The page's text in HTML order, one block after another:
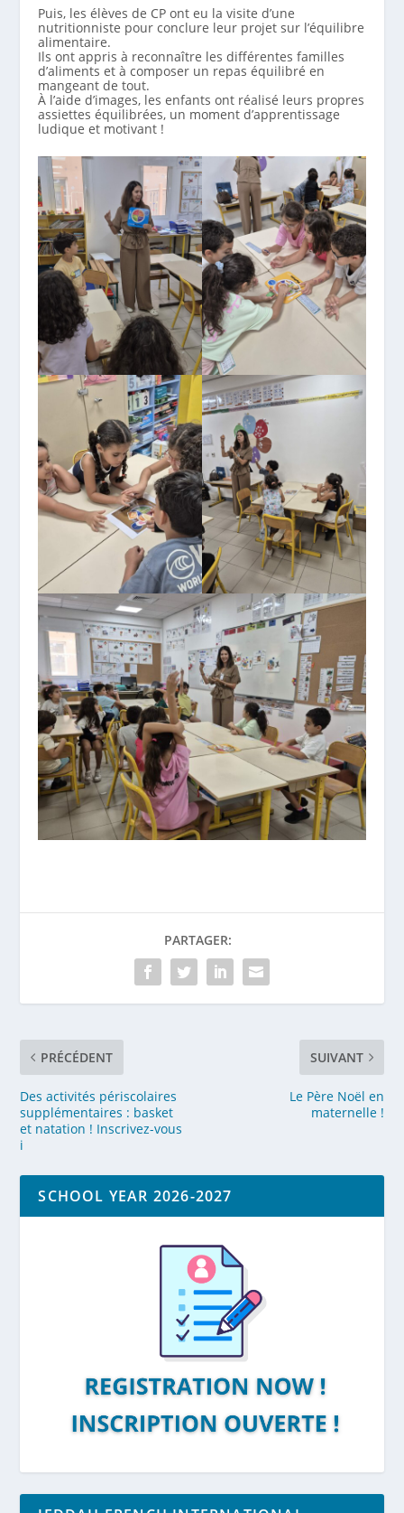
Puis, les élèves de CP ont eu la visite d’une
nutritionniste pour conclure leur projet sur l’équilibre
alimentaire.
Ils ont appris à reconnaître les différentes familles
d’aliments et à composer un repas équilibré en
mangeant de tout.
À l’aide d’images, les enfants ont réalisé leurs propres
assiettes équilibrées, un moment d’apprentissage
ludique et motivant !
PARTAGER:
PRÉCÉDENT
Des activités périscolaires
supplémentaires : basket
et natation ! Inscrivez-vous
i
SUIVANT
Le Père Noël en
maternelle !
SCHOOL YEAR 2026-2027